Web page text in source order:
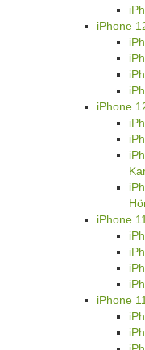
iPhone
iPhone
iPhone